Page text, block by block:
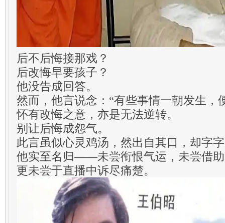
后不后悔接那戏？
后改悔早要孩子？
他没告成回答。
然而，他言说念：“有些事情一朝发生，
怀有改悔之意，亦是无法逆转。
别让后悔成怨气。
此言虽似心灵鸡汤，然出自其口，却字
他实至名归——未尝衔恨气运，未尝借助
更未尝于直播中诉尽痛楚。